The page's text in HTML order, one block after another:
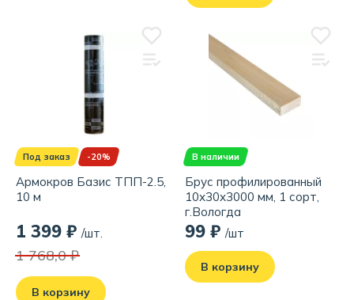
Под заказ -20%
Армокров Базис ТПП-2.5,
10 м
1 399 ₽ /шт.
1 768,0 ₽
В корзину
В наличии
Брус профилированный
10х30х3000 мм, 1 сорт,
г.Вологда
99 ₽ /шт
В корзину